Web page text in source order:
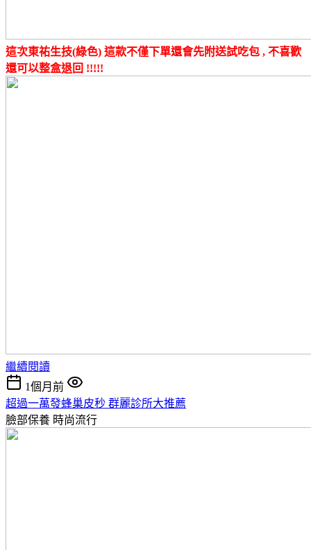
這次東祐生技(綠色) 這款不僅下單還會先附送試吃包 , 不喜歡
還可以整盒退回 !!!!!
繼續閱讀
1個月前
超過一萬發蜂巢皮秒 群麗診所大推薦
臉部保養 時尚流行